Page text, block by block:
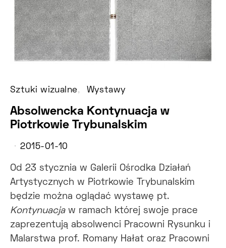
Sztuki wizualne Wystawy
Absolwencka Kontynuacja w
Piotrkowie Trybunalskim
2015-01-10
Od 23 stycznia w Galerii Ośrodka Działań
Artystycznych w Piotrkowie Trybunalskim
będzie można oglądać wystawę pt.
Kontynuacjaw ramach której swoje prace
zaprezentują absolwenci Pracowni Rysunku i
Malarstwa prof. Romany Hałat oraz Pracowni